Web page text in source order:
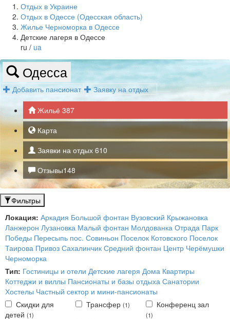
Отдых в Украине
Отдых в Одессе (Одесская область)
Жилье Черноморка в Одессе
Детские лагеря в Одессе
ru / ua
Одесса
Добавить пансионат Заявку на отдых
Жильё 387
Карта
Заявки на отдых 610
Отзывы148
Фильтры
Локация: Аркадия Большой фонтан Вузовский Крыжановка
Ланжерон Лузановка Малый фонтан Молдованка Отрада Парк
Победы Пересыпь пос. Совиньон Поселок Котовского Поселок
Таирова Привоз Сахалинчик Средний фонтан Центр Черёмушки
Черноморка
Тип: Гостиницы и отели Детские лагеря Дома Квартиры
Коттеджи и виллы Пансионаты и базы отдыха Санатории
Хостелы Частный сектор и мини-пансионаты
Скидки для
детей (1)
Трансфер (1) Конференц зал
(1)